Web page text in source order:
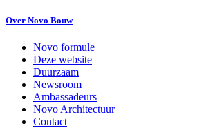
Over Novo Bouw
Novo formule
Deze website
Duurzaam
Newsroom
Ambassadeurs
Novo Architectuur
Contact